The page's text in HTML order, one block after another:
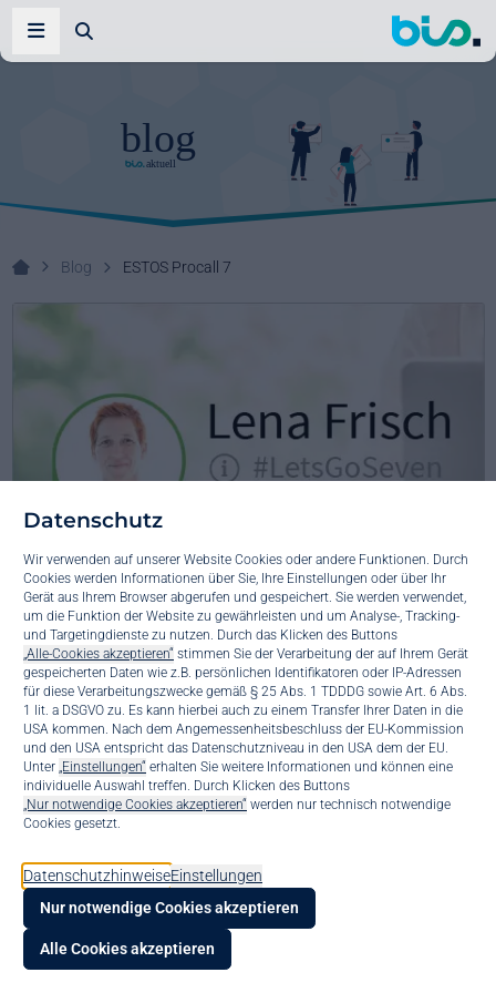
Datenschutz
Wir verwenden auf unserer Website Cookies oder andere Funktionen. Durch
Cookies werden Informationen über Sie, Ihre Einstellungen oder über Ihr
Gerät aus Ihrem Browser abgerufen und gespeichert. Sie werden verwendet,
um die Funktion der Website zu gewährleisten und um Analyse-, Tracking-
und Targetingdienste zu nutzen. Durch das Klicken des Buttons
„Alle-Cookies akzeptieren“ stimmen Sie der Verarbeitung der auf Ihrem Gerät
gespeicherten Daten wie z.B. persönlichen Identifikatoren oder IP-Adressen
für diese Verarbeitungszwecke gemäß § 25 Abs. 1 TDDDG sowie Art. 6 Abs.
1 lit. a DSGVO zu. Es kann hierbei auch zu einem Transfer Ihrer Daten in die
USA kommen. Nach dem Angemessenheitsbeschluss der EU-Kommission
und den USA entspricht das Datenschutzniveau in den USA dem der EU.
Unter „Einstellungen“ erhalten Sie weitere Informationen und können eine
individuelle Auswahl treffen. Durch Klicken des Buttons
„Nur notwendige Cookies akzeptieren“ werden nur technisch notwendige
Cookies gesetzt.
DatenschutzhinweiseEinstellungen
Nur notwendige Cookies akzeptieren
Alle Cookies akzeptieren
Ihr Systemhaus!
Blog ESTOS Procall 7
ESTOS Procall 7
Unified Communications für den modernen
Arbeitsplatz
anbei finden Sie alle Neuerungen im Überblick.
ProCall 7 Enterprise
Schnell und zügig Informationen teilen: Direkt über den ProCall Client
können die Benutzer künftig Inhalte wie Dateien, Bilder oder Videos
über den Chat austauschen.